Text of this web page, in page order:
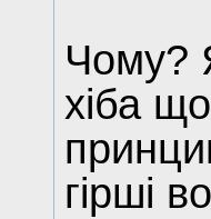
Чому?
хіба
гірші